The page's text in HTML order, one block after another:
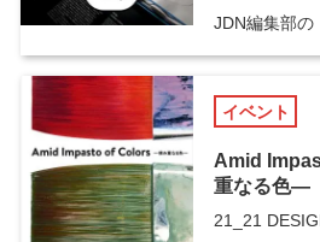
JDN編集部の
イベント
Amid
重なる色―
21_21